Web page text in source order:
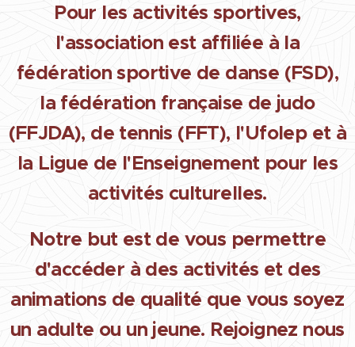
Pour les activités sportives,
l'association est affiliée à la
fédération sportive de danse (FSD),
la fédération française de judo
(FFJDA), de tennis (FFT), l'Ufolep et à
la Ligue de l'Enseignement pour les
activités culturelles.
Notre but est de vous permettre
d'accéder à des activités et des
animations de qualité que vous soyez
un adulte ou un jeune. Rejoignez nous